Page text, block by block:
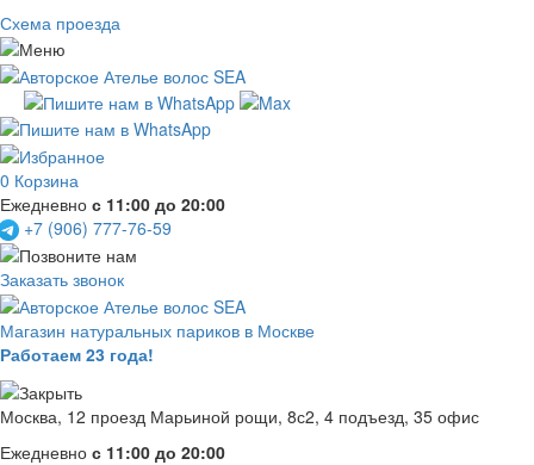
Схема проезда
0 Корзина
Ежедневно с 11:00 до 20:00
+7 (906) 777-76-59
Заказать звонок
Магазин натуральных париков в Москве
Работаем 23 года!
Москва, 12 проезд Марьиной рощи, 8с2, 4 подъезд, 35 офис
Ежедневно с 11:00 до 20:00